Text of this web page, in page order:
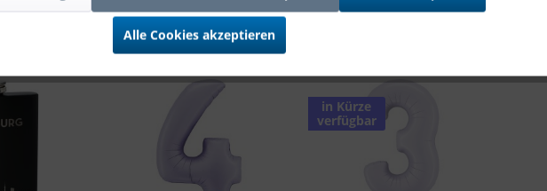
in Kürze
verfügbar
Alle Cookies akzeptieren